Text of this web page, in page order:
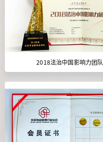
2018法治中国影响力团队